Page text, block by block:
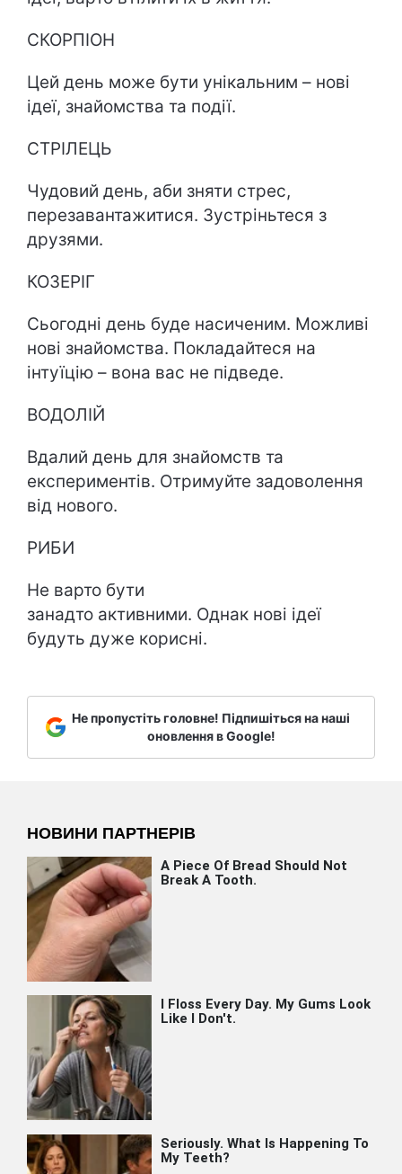
СКОРПІОН
Цей день може бути унікальним – нові
ідеї, знайомства та події.
СТРІЛЕЦЬ
Чудовий день, аби зняти стрес,
перезавантажитися. Зустріньтеся з
друзями.
КОЗЕРІГ
Сьогодні день буде насиченим. Можливі
нові знайомства. Покладайтеся на
інтуїцію – вона вас не підведе.
ВОДОЛІЙ
Вдалий день для знайомств та
експериментів. Отримуйте задоволення
від нового.
РИБИ
Не варто бути
занадто активними. Однак нові ідеї
будуть дуже корисні.
Не пропустіть головне! Підпишіться на наші
оновлення в Google!